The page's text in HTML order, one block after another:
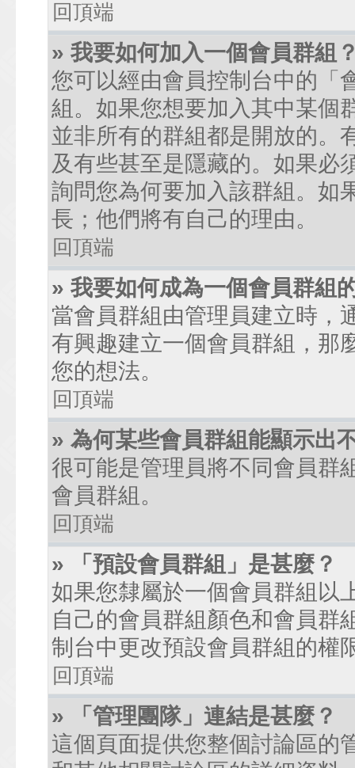
回頂端
» 我要如何加入一個會員群組
您可以經由會員控制台中的「
組。如果您想要加入其中某個
並非所有的群組都是開放的。
及有些甚至是隱藏的。如果必
詢問您為何要加入該群組。如
長；他們將有自己的理由。
回頂端
» 我要如何成為一個會員群組
當會員群組由管理員建立時，
有興趣建立一個會員群組，那
您的想法。
回頂端
» 為何某些會員群組能顯示出
很可能是管理員將不同會員群
會員群組。
回頂端
» 「預設會員群組」是甚麼？
如果您隸屬於一個會員群組以
自己的會員群組顏色和會員群
制台中更改預設會員群組的權
回頂端
» 「管理團隊」連結是甚麼？
這個頁面提供您整個討論區的